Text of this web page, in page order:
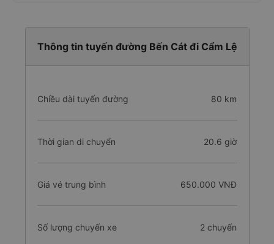
Thông tin tuyến đường Bến Cát đi Cẩm Lệ
Chiều dài tuyến đường 80 km
Thời gian di chuyển 20.6 giờ
Giá vé trung bình 650.000 VNĐ
Số lượng chuyến xe 2 chuyến